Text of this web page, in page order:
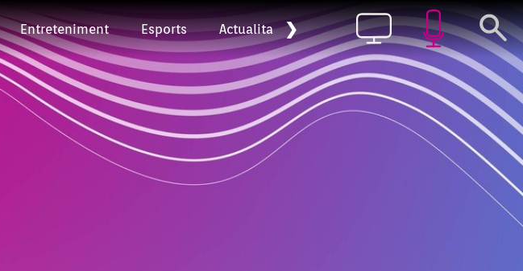
Entreteniment Esports Actualitat Pòdcast
❯